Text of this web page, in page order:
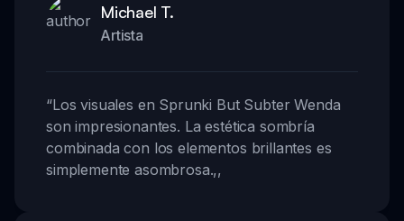
Michael T.
Artista
“Los visuales en Sprunki But Subter Wenda
son impresionantes. La estética sombría
combinada con los elementos brillantes es
simplemente asombrosa.,,